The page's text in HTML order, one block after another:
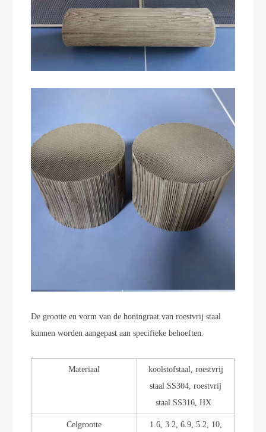
De grootte en vorm van de honingraat van roestvrij staal
kunnen worden aangepast aan specifieke behoeften.
Materiaal
koolstofstaal, roestvrij
staal SS304, roestvrij
staal SS316, HX
Celgrootte 1.6, 3.2, 6.9, 5.2, 10,